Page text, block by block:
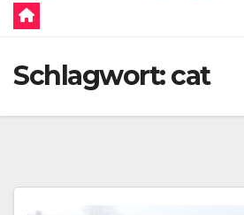
Schlagwort:cat